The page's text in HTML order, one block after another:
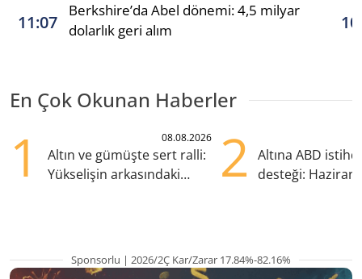
11:07
Berkshire’da Abel dönemi: 4,5 milyar
dolarlık geri alım
En Çok Okunan Haberler
1 08.08.2026
Altın ve gümüşte sert ralli:
Yükselişin arkasındaki
2
Altına ABD
desteği:
Sponsorlu | 2026/2Ç Kar/Zarar 17.84%-82.16%